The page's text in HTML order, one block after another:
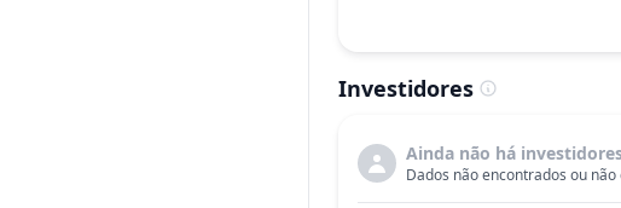
Investidores
Ainda não há
Dados não encontrados ou